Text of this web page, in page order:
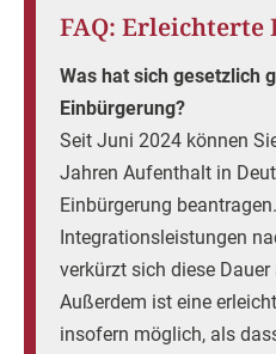
FAQ: Erleichterte
Was hat sich gesetzlich
Einbürgerung?
Seit Juni 2024 können
Jahren Aufenthalt in
Einbürgerung
Integrationsleistungen
verkürzt sich diese
Außerdem ist eine
insofern möglich, als